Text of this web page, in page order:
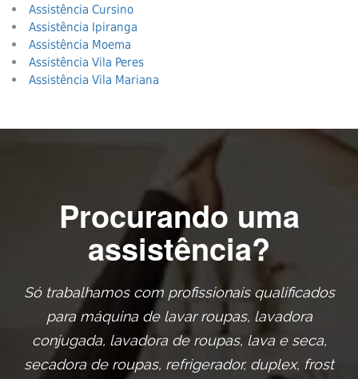
Assistência Cursino
Assistência Ipiranga
Assistência Moema
Assistência Vila Peres
Assistência Vila Mariana
Procurando uma
assistência?
Só trabalhamos com profissionais qualificados
para máquina de lavar roupas, lavadora
conjugada, lavadora de roupas, lava e seca,
secadora de roupas, refrigerador, duplex, frost